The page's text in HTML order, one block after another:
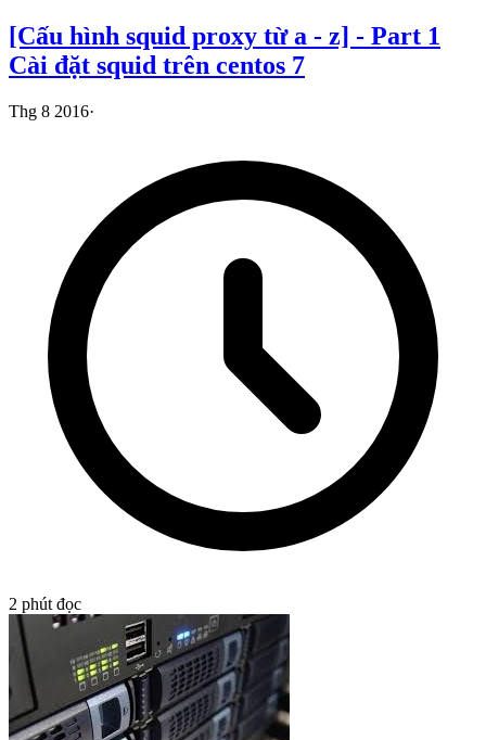
[Cấu hình squid proxy từ a - z] - Part 1
Cài đặt squid trên centos 7
Thg 8 2016·
2 phút đọc